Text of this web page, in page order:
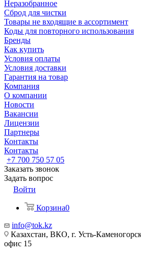
Неразобранное
Сброд для чистки
Товары не входящие в ассортимент
Коды для повторного использования
Бренды
Как купить
Условия оплаты
Условия доставки
Гарантия на товар
Компания
О компании
Новости
Вакансии
Лицензии
Партнеры
Контакты
Контакты
+7 700 750 57 05
Заказать звонок
Задать вопрос
Войти
Корзина0
info@tok.kz
Казахстан, ВКО, г. Усть-
офис 15